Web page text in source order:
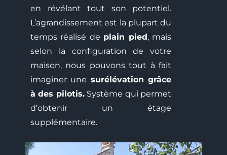
en révélant tout son potentiel.
L’agrandissement est la plupart du
temps réalisé de plain pied, mais
selon la configuration de votre
maison, nous pouvons tout à fait
imaginer une surélévation grâce
à des pilotis.Système qui permet
d’obtenir un étage
supplémentaire.